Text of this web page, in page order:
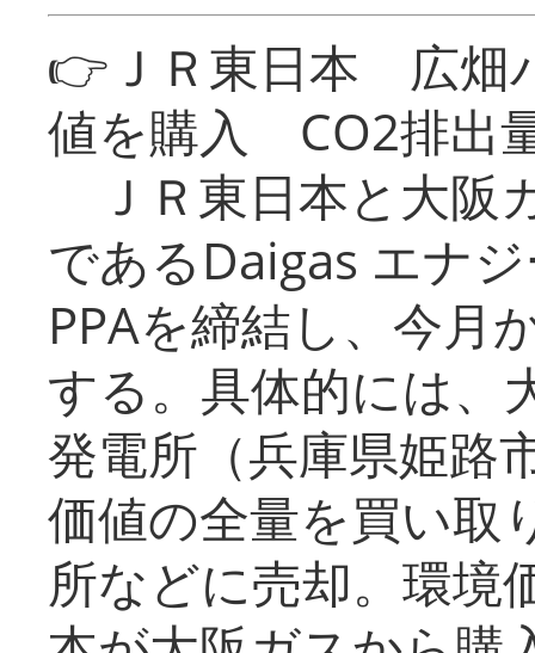
👉ＪＲ東日本 広畑
値を購入 CO2排出
ＪＲ東日本と大阪
であるDaigas エナ
PPAを締結し、今月
する。具体的には、
発電所（兵庫県姫路
価値の全量を買い取
所などに売却。環境